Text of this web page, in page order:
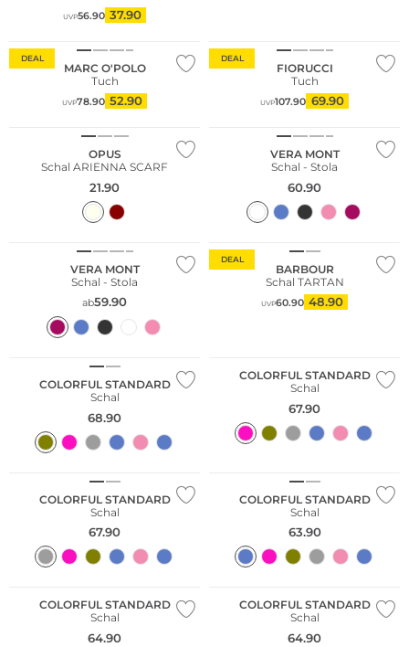
UVP56.90 37.90
DEAL
MARC O'POLO
Tuch
UVP78.90 52.90
DEAL
FIORUCCI
Tuch
UVP107.90 69.90
OPUS
Schal ARIENNA SCARF
21.90
VERA MONT
Schal - Stola
60.90
VERA MONT
Schal - Stola
ab59.90
DEAL
BARBOUR
Schal TARTAN
UVP60.90 48.90
Merino
Nachhaltig
COLORFUL STANDARD
Schal
68.90
COLORFUL STANDARD
Schal
67.90
Merino
Nachhaltig
COLORFUL STANDARD
Schal
67.90
COLORFUL STANDARD
Schal
63.90
Nachhaltig
COLORFUL STANDARD
Schal
64.90
Nachhaltig
COLORFUL STANDARD
Schal
64.90